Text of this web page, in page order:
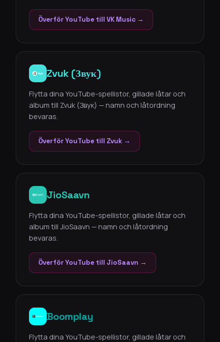
Överför YouTube till VK Music →
Zvuk (Звук)
Flytta dina YouTube-spellistor, gillade låtar och
album till Zvuk (Звук) — namn och låtordning
bevaras.
Överför YouTube till Zvuk →
JioSaavn
Flytta dina YouTube-spellistor, gillade låtar och
album till JioSaavn — namn och låtordning
bevaras.
Överför YouTube till JioSaavn →
Boomplay
Flytta dina YouTube-spellistor, gillade låtar och